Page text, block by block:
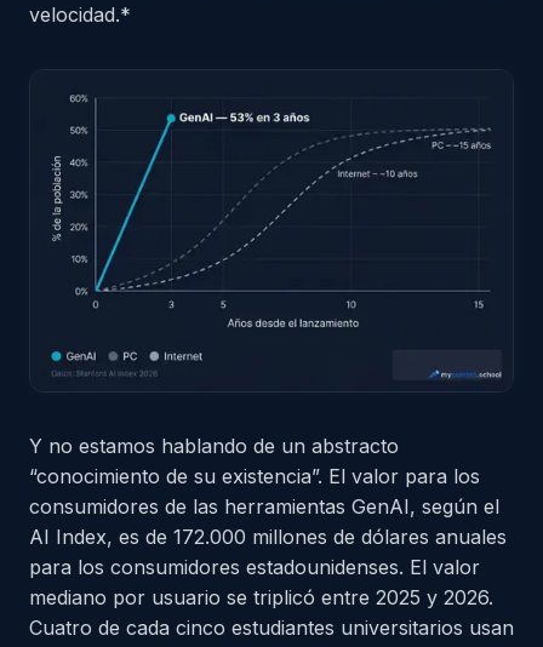
velocidad.*
Y no estamos hablando de un abstracto
“conocimiento de su existencia”. El valor para los
consumidores de las herramientas GenAI, según el
AI Index, es de 172.000 millones de dólares anuales
para los consumidores estadounidenses. El valor
mediano por usuario se triplicó entre 2025 y 2026.
Cuatro de cada cinco estudiantes universitarios usan